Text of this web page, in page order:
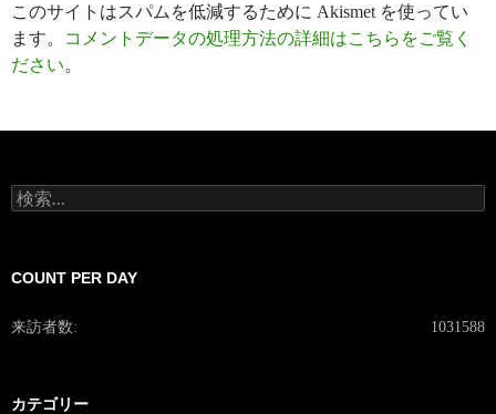
このサイトはスパムを低減するために Akismet を使ってい
ます。
コメントデータの処理方法の詳細はこちらをご覧く
ださい。
検
索:
COUNT PER DAY
1031588
来訪者数:
カテゴリー